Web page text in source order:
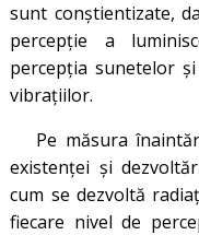
sunt conștientizate,
percepţie a
percepția sunetelor
vibraţiilor.
Pe măsura
existenţei și
cum se dezvoltă
fiecare nivel de